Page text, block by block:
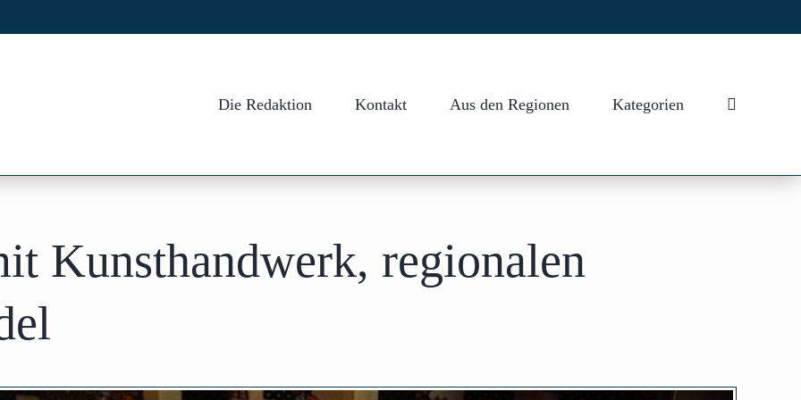
Die Redaktion Kontakt Aus den Regionen Kategorien
Kunsthandwerk, regionalen